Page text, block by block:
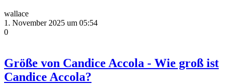
wallace
1. November 2025 um 05:54
0
Größe von Candice Accola - Wie groß ist
Candice Accola?